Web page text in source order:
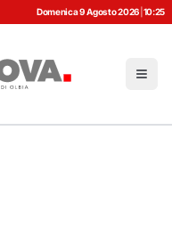
Domenica 9 Agosto 2026 10:25